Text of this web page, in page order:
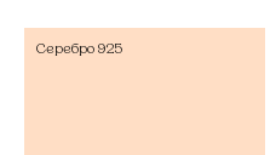
Серебро 925